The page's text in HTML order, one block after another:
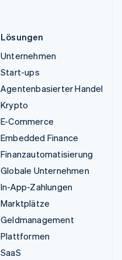
Lösungen
Unternehmen
Start-ups
Agentenbasierter Handel
Krypto
E-Commerce
Embedded Finance
Finanzautomatisierung
Globale Unternehmen
In-App-Zahlungen
Marktplätze
Geldmanagement
Plattformen
SaaS